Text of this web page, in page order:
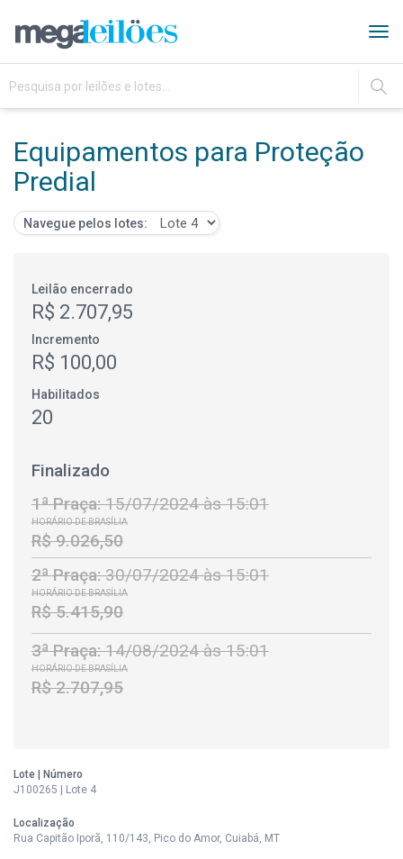
IR
Equipamentos para Proteção
Predial
Navegue pelos lotes:
Leilão encerrado
R$ 2.707,95
Incremento
R$ 100,00
Habilitados
20
Finalizado
1ª Praça:15/07/2024 às 15:01
HORÁRIO DE BRASÍLIA
R$ 9.026,50
2ª Praça:30/07/2024 às 15:01
HORÁRIO DE BRASÍLIA
R$ 5.415,90
3ª Praça:14/08/2024 às 15:01
HORÁRIO DE BRASÍLIA
R$ 2.707,95
Lote | Número
J100265 | Lote 4
Localização
Rua Capitão Iporã, 110/143, Pico do Amor, Cuiabá, MT